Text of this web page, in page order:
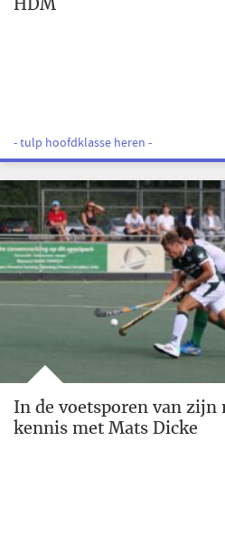
- tulp hoofdklasse heren -
In de voetsporen van zijn
kennis met Mats Dicke